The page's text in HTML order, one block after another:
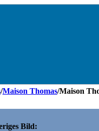
/Maison Thomas/Maison
Bild: